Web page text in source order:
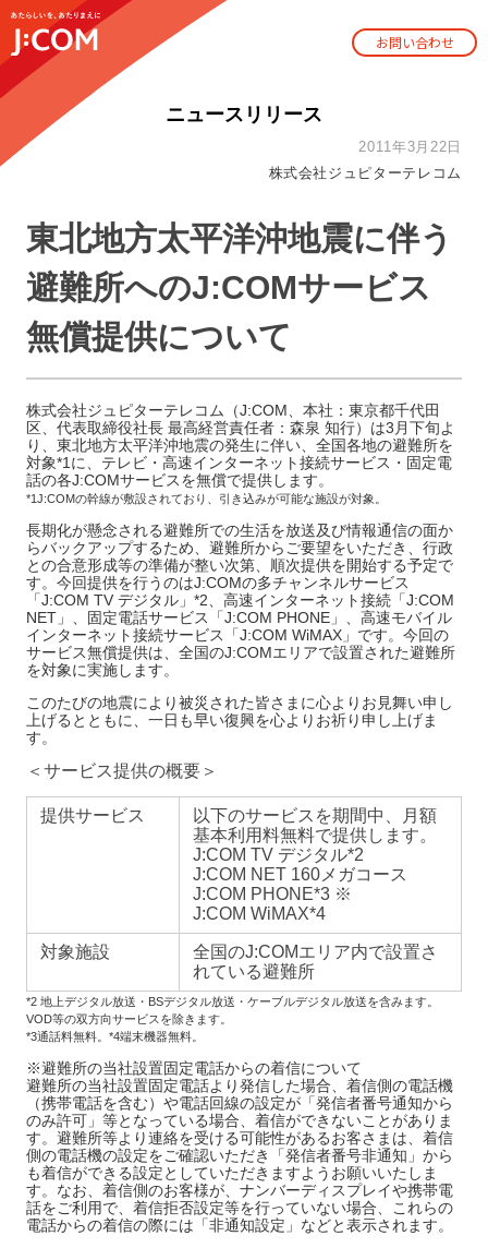
お問い合わせ
ニュースリリース
2011年3月22日
株式会社ジュピターテレコム
東北地方太平洋沖地震に伴う
避難所へのJ:COMサービス
無償提供について
株式会社ジュピターテレコム（J:COM、本社：東京都千代田
区、代表取締役社長 最高経営責任者：森泉 知行）は3月下旬よ
り、東北地方太平洋沖地震の発生に伴い、全国各地の避難所を
対象*1に、テレビ・高速インターネット接続サービス・固定電
話の各J:COMサービスを無償で提供します。
*1J:COMの幹線が敷設されており、引き込みが可能な施設が対象。
長期化が懸念される避難所での生活を放送及び情報通信の面か
らバックアップするため、避難所からご要望をいただき、行政
との合意形成等の準備が整い次第、順次提供を開始する予定で
す。今回提供を行うのはJ:COMの多チャンネルサービス
「J:COM TV デジタル」*2、高速インターネット接続「J:COM
NET」、固定電話サービス「J:COM PHONE」、高速モバイル
インターネット接続サービス「J:COM WiMAX」です。今回の
サービス無償提供は、全国のJ:COMエリアで設置された避難所
を対象に実施します。
このたびの地震により被災された皆さまに心よりお見舞い申し
上げるとともに、一日も早い復興を心よりお祈り申し上げま
す。
＜サービス提供の概要＞
提供サービス
以下のサービスを期間中、月額
基本利用料無料で提供します。
J:COM TV デジタル*2
J:COM NET 160メガコース
J:COM PHONE*3 ※
J:COM WiMAX*4
対象施設
全国のJ:COMエリア内で設置さ
れている避難所
*2 地上デジタル放送・BSデジタル放送・ケーブルデジタル放送を含みます。
VOD等の双方向サービスを除きます。
*3通話料無料。*4端末機器無料。
※避難所の当社設置固定電話からの着信について
避難所の当社設置固定電話より発信した場合、着信側の電話機
（携帯電話を含む）や電話回線の設定が「発信者番号通知から
のみ許可」等となっている場合、着信ができないことがありま
す。避難所等より連絡を受ける可能性があるお客さまは、着信
側の電話機の設定をご確認いただき「発信者番号非通知」から
も着信ができる設定としていただきますようお願いいたしま
す。なお、着信側のお客様が、ナンバーディスプレイや携帯電
話をご利用で、着信拒否設定等を行っていない場合、これらの
電話からの着信の際には「非通知設定」などと表示されます。